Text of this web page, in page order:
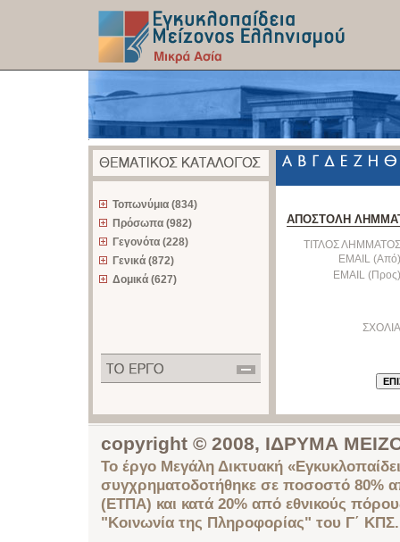
Τοπωνύμια (834)
Πρόσωπα (982)
Γεγονότα (228)
Γενικά (872)
Δομικά (627)
ΑΠΟΣΤΟΛΗ
ΤΙΤΛΟΣ
EMAIL
EMAIL
copyright © 2008, ΙΔΡΥΜΑ
Το έργο Μεγάλη Δικτυακή
συγχρηματοδοτήθηκε σε ποσοστό 80%
(ΕΤΠΑ) και κατά 20% από εθνικούς
"Κοινωνία της Πληροφορίας" του Γ΄ ΚΠΣ.